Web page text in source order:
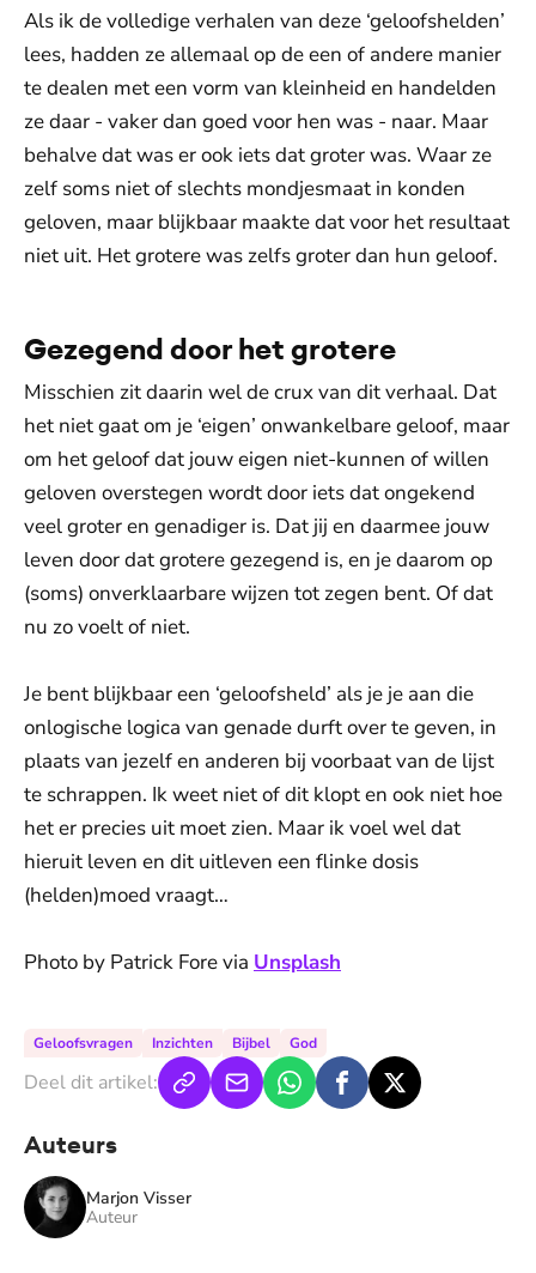
Als ik de volledige verhalen van deze ‘geloofshelden’
lees, hadden ze allemaal op de een of andere manier
te dealen met een vorm van kleinheid en handelden
ze daar - vaker dan goed voor hen was - naar. Maar
behalve dat was er ook iets dat groter was. Waar ze
zelf soms niet of slechts mondjesmaat in konden
geloven, maar blijkbaar maakte dat voor het resultaat
niet uit. Het grotere was zelfs groter dan hun geloof.
Gezegend door het grotere
Misschien zit daarin wel de crux van dit verhaal. Dat
het niet gaat om je ‘eigen’ onwankelbare geloof, maar
om het geloof dat jouw eigen niet-kunnen of willen
geloven overstegen wordt door iets dat ongekend
veel groter en genadiger is. Dat jij en daarmee jouw
leven door dat grotere gezegend is, en je daarom op
(soms) onverklaarbare wijzen tot zegen bent. Of dat
nu zo voelt of niet.
Je bent blijkbaar een ‘geloofsheld’ als je je aan die
onlogische logica van genade durft over te geven, in
plaats van jezelf en anderen bij voorbaat van de lijst
te schrappen. Ik weet niet of dit klopt en ook niet hoe
het er precies uit moet zien. Maar ik voel wel dat
hieruit leven en dit uitleven een flinke dosis
(helden)moed vraagt…
Photo by Patrick Fore via Unsplash
Geloofsvragen Inzichten Bijbel God
Deel dit artikel:
Auteurs
Marjon Visser
Auteur